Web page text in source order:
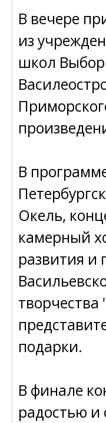
В вечере
из
школ
В
Окель,
камерный
развития и
подарки.
В финале
радостью и